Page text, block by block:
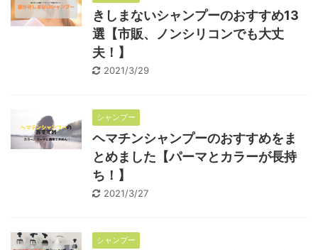
きしまないシャンプーのおすすめ13
選【市販、ノンシリコンでも大丈
夫！】
2021/3/29
シャンプー
ヘマチンシャンプーのおすすめをま
とめました【パーマとカラーが長持
ち！】
2021/3/27
シャンプー